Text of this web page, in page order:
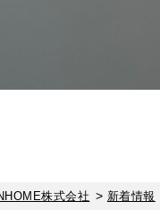
株式会社 > 新着情報